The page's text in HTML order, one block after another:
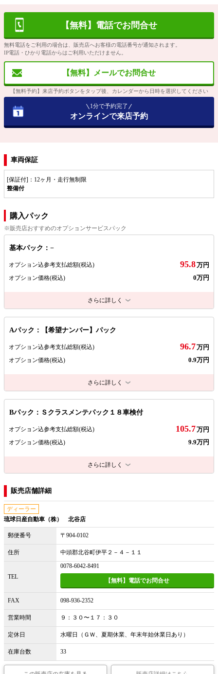
【無料】電話でお問合せ
無料電話をご利用の場合は、販売店へお客様の電話番号が通知されます。
IP電話・ひかり電話からはご利用いただけません。
【無料】メールでお問合せ
【無料予約】来店予約ボタンをタップ後、カレンダーから日時を選択してください
1分で予約完了
オンラインで来店予約
車両保証
[保証付]：12ヶ月・走行無制限
整備付
購入パック
※販売店おすすめのオプションサービスパック
基本パック：−
オプション込参考支払総額(税込) 95.8万円
オプション価格(税込) 0万円
さらに詳しく
Aパック：【希望ナンバー】パック
オプション込参考支払総額(税込) 96.7万円
オプション価格(税込) 0.9万円
さらに詳しく
Bパック：Ｓクラスメンテパック１８車検付
オプション込参考支払総額(税込) 105.7万円
オプション価格(税込) 9.9万円
さらに詳しく
販売店舗詳細
ディーラー
琉球日産自動車（株） 北谷店
郵便番号 〒904-0102
住所 中頭郡北谷町伊平２－４－１１
TEL
0078-6042-8491
【無料】電話でお問合せ
FAX 098-936-2352
営業時間 ９：３０〜１７：３０
定休日 水曜日（ＧＷ、夏期休業、年末年始休業日あり）
在庫台数 33